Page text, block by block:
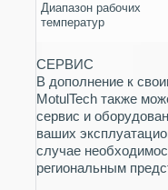
Диапазон рабочих
температур
СЕРВИС
В дополнение к
MotulTech также
сервис и
ваших
случае
региональным